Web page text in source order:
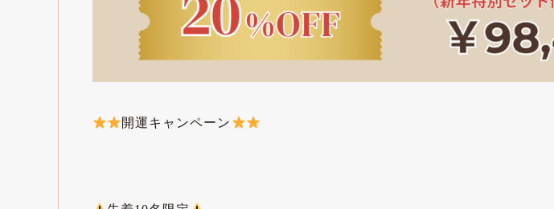
開運キャンペーン